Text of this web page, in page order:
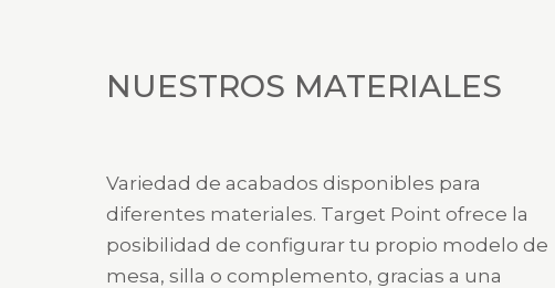
NUESTROS MATERIALES
Variedad de acabados disponibles para
diferentes materiales. Target Point ofrece la
posibilidad de configurar tu propio modelo de
mesa, silla o complemento, gracias a una